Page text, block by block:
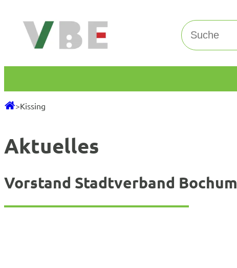
Inhalt
springen
Suchen
>Kissing
Aktuelles
Vorstand Stadtverband Bochum